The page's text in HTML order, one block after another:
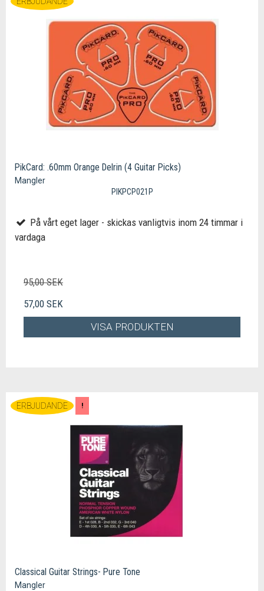
PikCard: .60mm Orange Delrin (4 Guitar Picks)
Mangler
PIKPCP021P
På vårt eget lager - skickas vanligtvis inom 24 timmar i
vardaga
95,00 SEK
57,00 SEK
VISA PRODUKTEN
ERBJUDANDE !
Classical Guitar Strings- Pure Tone
Mangler